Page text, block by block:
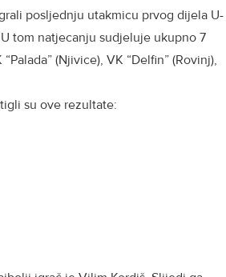
posljednju utakmicu prvog dijela U-
tom natjecanju sudjeluje ukupno 7
(Njivice), VK “Delfin” (Rovinj),
su ove rezultate: